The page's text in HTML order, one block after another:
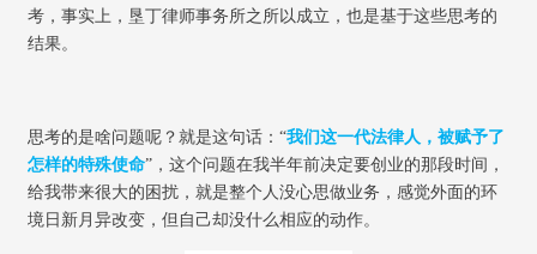
考，事实上，垦丁律师事务所之所以成立，也是基于这些思考的
结果。
思考的是啥问题呢？就是这句话： “我们这一代法律人，被赋予了
怎样的特殊使命” ，这个问题在我半年前决定要创业的那段时间，
给我带来很大的困扰，就是整个人没心思做业务，感觉外面的环
境日新月异改变，但自己却没什么相应的动作。